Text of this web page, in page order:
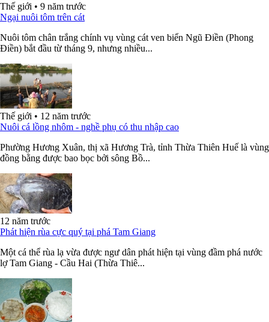
Thế giới • 9 năm trước
Ngại nuôi tôm trên cát
Nuôi tôm chân trắng chính vụ vùng cát ven biển Ngũ Điền (Phong
Điền) bắt đầu từ tháng 9, nhưng nhiều...
Thế giới • 12 năm trước
Nuôi cá lồng nhôm - nghề phụ có thu nhập cao
Phường Hương Xuân, thị xã Hương Trà, tỉnh Thừa Thiên Huế là vùng
đồng bằng được bao bọc bởi sông Bồ...
12 năm trước
Phát hiện rùa cực quý tại phá Tam Giang
Một cá thể rùa lạ vừa được ngư dân phát hiện tại vùng đầm phá nước
lợ Tam Giang - Cầu Hai (Thừa Thiê...